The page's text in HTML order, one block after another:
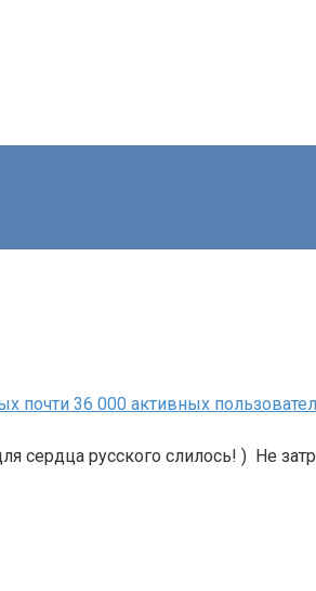
почти 36 000 активных
сердца русского слилось! ) Не